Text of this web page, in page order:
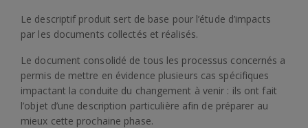
Le descriptif produit sert de base pour l’étude d’impacts
par les documents collectés et réalisés.
Le document consolidé de tous les processus concernés a
permis de mettre en évidence plusieurs cas spécifiques
impactant la conduite du changement à venir : ils ont fait
l’objet d’une description particulière afin de préparer au
mieux cette prochaine phase.